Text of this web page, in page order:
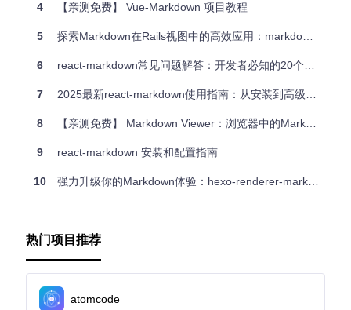
开始您的旅程，让AWS Health助手帮助您更智能地管理和监控您的云环境
项目链接：[https://github.com/aws-samples/aws-health-aware
能、应用场景和优势，同时强调了其易用性和灵活性，鼓励读
4 【亲测免费】 Vue-Markdown 项目教程
5 探索Markdown在Rails视图中的高效应用：markdown-rails安装与使用指南
6 react-markdown常见问题解答：开发者必知的20个技巧
7 2025最新react-markdown使用指南：从安装到高级配置全流程
8 【亲测免费】 Markdown Viewer：浏览器中的Markdown文档美化工具
9 react-markdown 安装和配置指南
10 强力升级你的Markdown体验：hexo-renderer-markdown-it
热门项目推荐
atomcode